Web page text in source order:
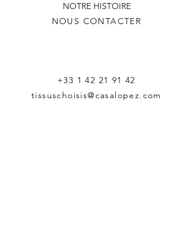
NOTRE HISTOIRE
NOUS CONTACTER
+33 1 42 21 91 42
tissuschoisis@casalopez.com